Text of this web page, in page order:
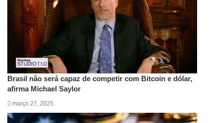
Brasil não será capaz de competir com Bitcoin e dólar,
afirma Michael Saylor
março 27, 2025